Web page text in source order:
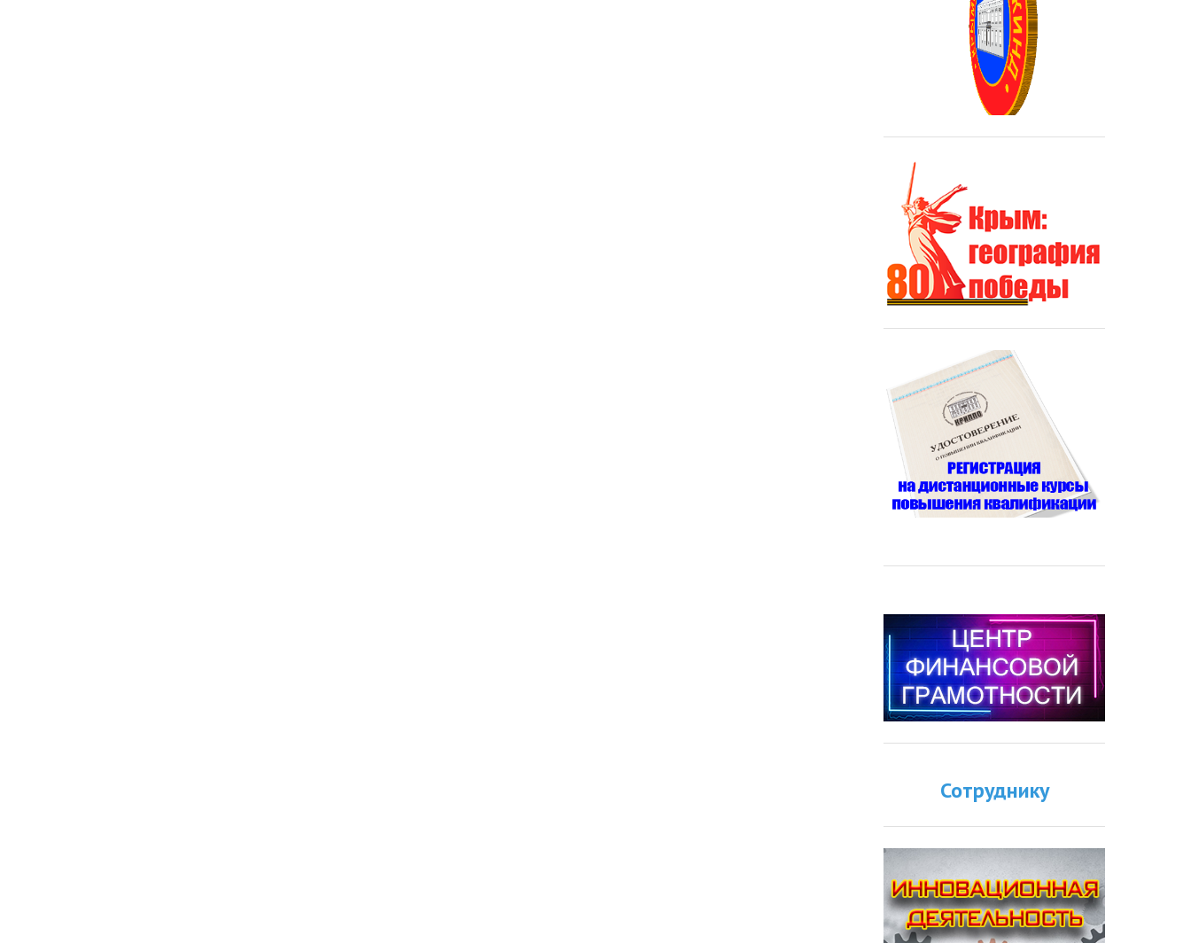
Сотруднику